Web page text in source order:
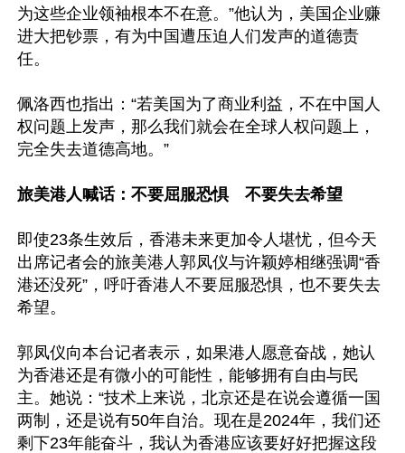
为这些企业领袖根本不在意。”他认为，美国企业赚
进大把钞票，有为中国遭压迫人们发声的道德责
任。
佩洛西也指出：“若美国为了商业利益，不在中国人
权问题上发声，那么我们就会在全球人权问题上，
完全失去道德高地。”
旅美港人喊话：不要屈服恐惧　不要失去希望
即使23条生效后，香港未来更加令人堪忧，但今天
出席记者会的旅美港人郭凤仪与许颖婷相继强调“香
港还没死”，呼吁香港人不要屈服恐惧，也不要失去
希望。
郭凤仪向本台记者表示，如果港人愿意奋战，她认
为香港还是有微小的可能性，能够拥有自由与民
主。她说：“技术上来说，北京还是在说会遵循一国
两制，还是说有50年自治。现在是2024年，我们还
剩下23年能奋斗，我认为香港应该要好好把握这段